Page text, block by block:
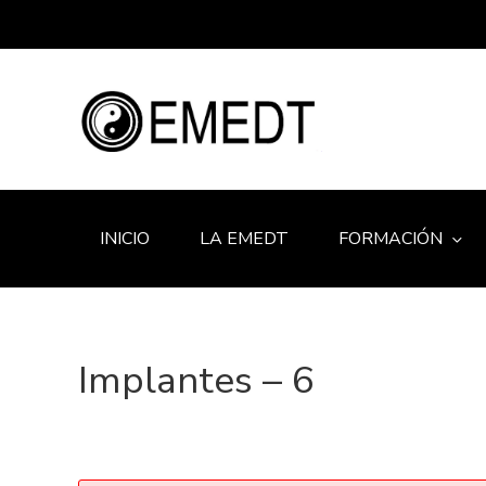
INICIO LA EMEDT FORMACIÓN
Implantes – 6